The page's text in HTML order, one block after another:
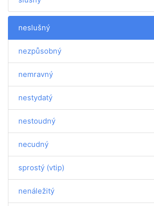
neslušný
nezpůsobný
nemravný
nestydatý
nestoudný
necudný
sprostý (vtip)
nenáležitý